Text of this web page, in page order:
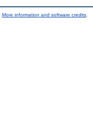
More information and software credits